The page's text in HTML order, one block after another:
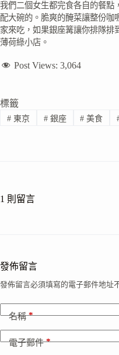
我們二個女生都完食各自的餐點
配大碗的。脆爽的醃菜讓整份咖
家來吃，如果銀座篝讓你排隊排
薄荷綠小店。
Post Views: 3,064
標籤
#東京 #銀座 # 美食
1 則留言
發佈留言
發佈留言必須填寫的電子郵件地址
名稱*
電子郵件*